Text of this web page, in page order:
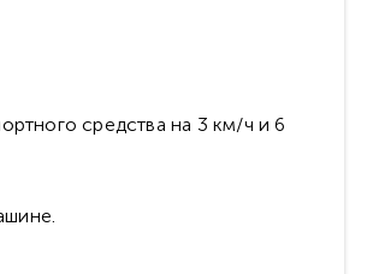
средства на 3 км/ч и 6